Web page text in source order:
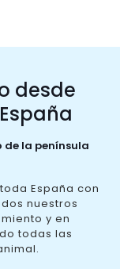
desde
de la península
España con
nuestros
y en
todas las